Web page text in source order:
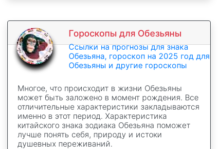
Гороскопы для Обезьяны
Ссылки на прогнозы для знака
Обезьяна, гороскоп на 2025 год для
Обезьяны и другие гороскопы
Многое, что происходит в жизни Обезьяны
может быть заложено в момент рождения. Все
отличительные характеристики закладываются
именно в этот период. Характеристика
китайского знака зодиака Обезьяна поможет
лучше понять себя, природу и истоки
душевных переживаний.